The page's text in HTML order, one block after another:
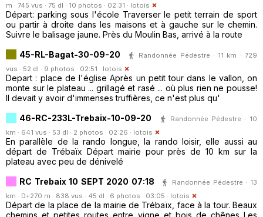
m · 745 vus · 75 dl · 10 photos · 02:31 · lotois
Départ: parking sous l'école Traverser le petit terrain de sport
ou partir à droite dans les maisons et à gauche sur le chemin.
Suivre le balisage jaune. Près du Moulin Bas, arrivé à la route
45-RL-Bagat-30-09-20
Randonnée Pédestre · 11 km · 729
vus · 52 dl · 9 photos · 02:51 · lotois
Depart : place de l'église Après un petit tour dans le vallon, on
monte sur le plateau ... grillagé et rasé ... où plus rien ne pousse!
Il devait y avoir d'immenses truffières, ce n'est plus qu'
46-RC-233L-Trebaix-10-09-20
Randonnée Pédestre · 10
km · 641 vus · 53 dl · 2 photos · 02:26 · lotois
En parallèle de la rando longue, la rando loisir, elle aussi au
départ de Trébaïx Départ mairie pour près de 10 km sur la
plateau avec peu de dénivelé
RC Trebaix 10 SEPT 2020 07:18
Randonnée Pédestre · 13
km · D+270 m · 838 vus · 45 dl · 6 photos · 03:05 · lotois
Départ de la place de la mairie de Trébaïx, face à la tour. Beaux
chemins et petites routes entre vigne et bois de chênes Les